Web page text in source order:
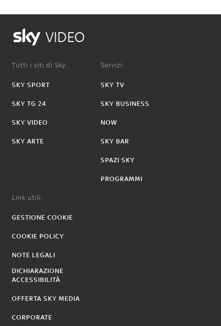
VIDEO
Tutti i siti di Sky:
SKY SPORT
SKY TG 24
SKY VIDEO
SKY ARTE
Servizi:
SKY TV
SKY BUSINESS
NOW
SKY BAR
SPAZI SKY
PROGRAMMI
Link utili:
GESTIONE COOKIE
COOKIE POLICY
NOTE LEGALI
DICHIARAZIONE
ACCESSIBILITÀ
OFFERTA SKY MEDIA
CORPORATE